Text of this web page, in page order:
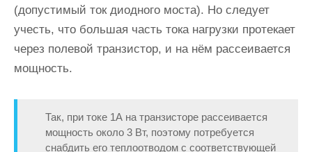
(допустимый ток диодного моста). Но следует
учесть, что большая часть тока нагрузки протекает
через полевой транзистор, и на нём рассеивается
мощность.
Так, при токе 1А на транзисторе рассеивается
мощность около 3 Вт, поэтому потребуется
снабдить его теплоотводом с соответствующей